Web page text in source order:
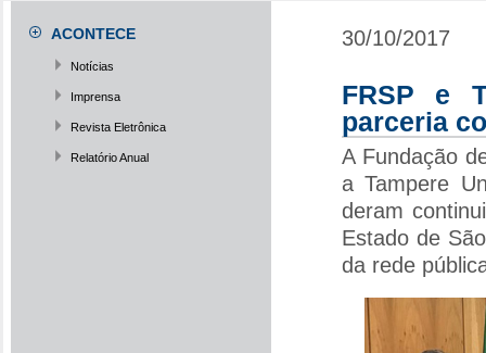
ACONTECE
Notícias
Imprensa
Revista Eletrônica
Relatório Anual
30/10/2017
FRSP e
parceria
A Fundação
a Tampere
deram
Estado de
da rede